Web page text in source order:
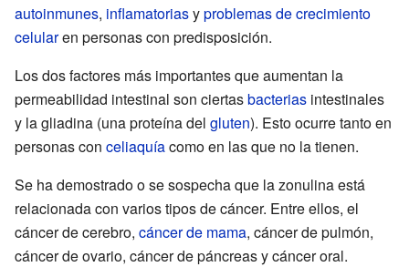
autoinmunes, inflamatoriasyproblemas de crecimiento
celularen personas con predisposición.
Los dos factores más importantes que aumentan la
permeabilidad intestinal son ciertasbacterias intestinales
y la gliadina (una proteína del gluten). Esto ocurre tanto en
personas con celiaquíacomo en las que no la tienen.
Se ha demostrado o se sospecha que la zonulina está
relacionada con varios tipos de cáncer. Entre ellos, el
cáncer de cerebro, cáncer de mama, cáncer de pulmón,
cáncer de ovario, cáncer de páncreas y cáncer oral.